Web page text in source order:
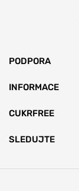
PODPORA
INFORMACE
CUKRFREE
SLEDUJTE